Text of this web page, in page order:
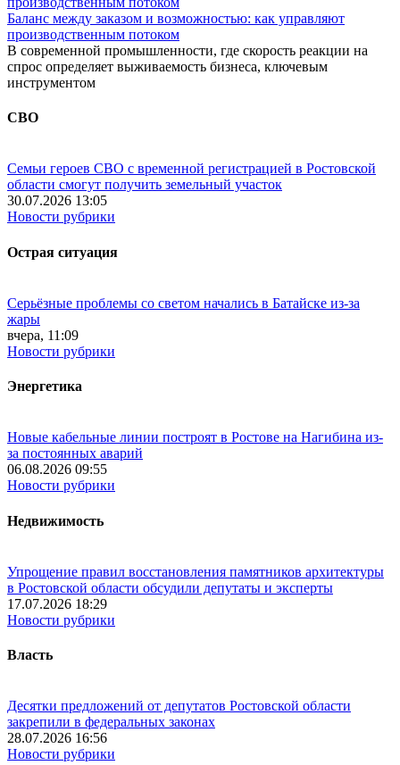
Баланс между заказом и возможностью: как управляют
производственным потоком
В современной промышленности, где скорость реакции на
спрос определяет выживаемость бизнеса, ключевым
инструментом
СВО
Семьи героев СВО с временной регистрацией в Ростовской
области смогут получить земельный участок
30.07.2026 13:05
Новости рубрики
Острая ситуация
Серьёзные проблемы со светом начались в Батайске из-за
жары
вчера, 11:09
Новости рубрики
Энергетика
Новые кабельные линии построят в Ростове на Нагибина из-
за постоянных аварий
06.08.2026 09:55
Новости рубрики
Недвижимость
Упрощение правил восстановления памятников архитектуры
в Ростовской области обсудили депутаты и эксперты
17.07.2026 18:29
Новости рубрики
Власть
Десятки предложений от депутатов Ростовской области
закрепили в федеральных законах
28.07.2026 16:56
Новости рубрики